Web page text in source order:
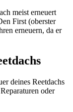
meist erneuert
First (oberster
erneuern, da er
deines Reetdachs
oder